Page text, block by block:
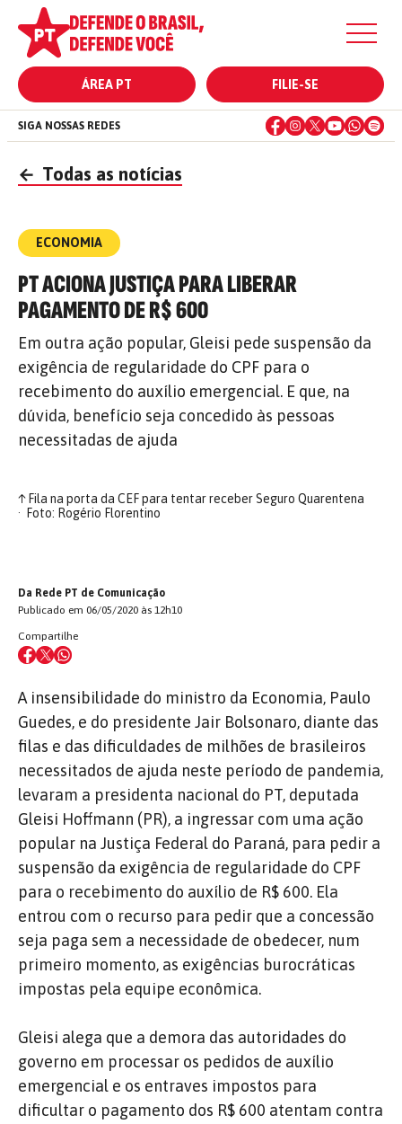
ÁREA PT FILIE-SE
SIGA NOSSAS REDES
← Todas as notícias
ECONOMIA
PT ACIONA JUSTIÇA PARA LIBERAR
PAGAMENTO DE R$ 600
Em outra ação popular, Gleisi pede suspensão da
exigência de regularidade do CPF para o
recebimento do auxílio emergencial. E que, na
dúvida, benefício seja concedido às pessoas
necessitadas de ajuda
↑Fila na porta da CEF para tentar receber Seguro Quarentena
Foto: Rogério Florentino
Da Rede PT de Comunicação
Publicado em 06/05/2020 às 12h10
Compartilhe
A insensibilidade do ministro da Economia, Paulo
Guedes, e do presidente Jair Bolsonaro, diante das
filas e das dificuldades de milhões de brasileiros
necessitados de ajuda neste período de pandemia,
levaram a presidenta nacional do PT, deputada
Gleisi Hoffmann (PR), a ingressar com uma ação
popular na Justiça Federal do Paraná, para pedir a
suspensão da exigência de regularidade do CPF
para o recebimento do auxílio de R$ 600. Ela
entrou com o recurso para pedir que a concessão
seja paga sem a necessidade de obedecer, num
primeiro momento, as exigências burocráticas
impostas pela equipe econômica.
Gleisi alega que a demora das autoridades do
governo em processar os pedidos de auxílio
emergencial e os entraves impostos para
dificultar o pagamento dos R$ 600 atentam contra